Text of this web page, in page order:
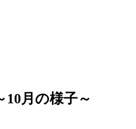
月の様子～